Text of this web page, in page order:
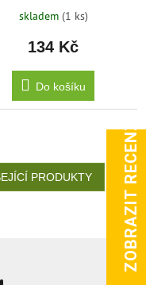
skladem (1 ks)
134 Kč
Do košíku
PRODUKTY ZOBRAZIT RECENZE